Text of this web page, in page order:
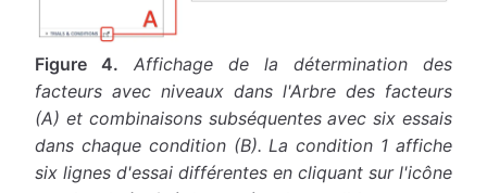
Figure 4.
Affichage de la détermination des
facteurs avec niveaux dans l'Arbre des facteurs
(A) et combinaisons subséquentes avec six essais
dans chaque condition (B). La condition 1 affiche
six lignes d'essai différentes en cliquant sur l'icône